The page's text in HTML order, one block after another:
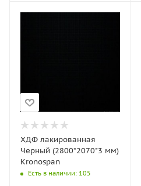
ХДФ лакированная
Черный (2800*2070*3 мм)
Kronospan
Есть в наличии: 105